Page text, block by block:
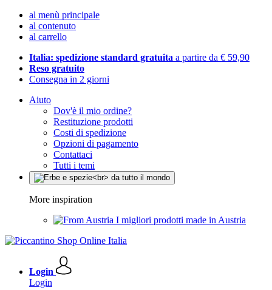
al menù principale
al contenuto
al carrello
Italia: spedizione standard gratuita a partire da € 59,90
Reso gratuito
Consegna in 2 giorni
Aiuto
Dov'è il mio ordine?
Restituzione prodotti
Costi di spedizione
Opzioni di pagamento
Contattaci
Tutti i temi
More inspiration
I migliori prodotti made in Austria
Login
Login